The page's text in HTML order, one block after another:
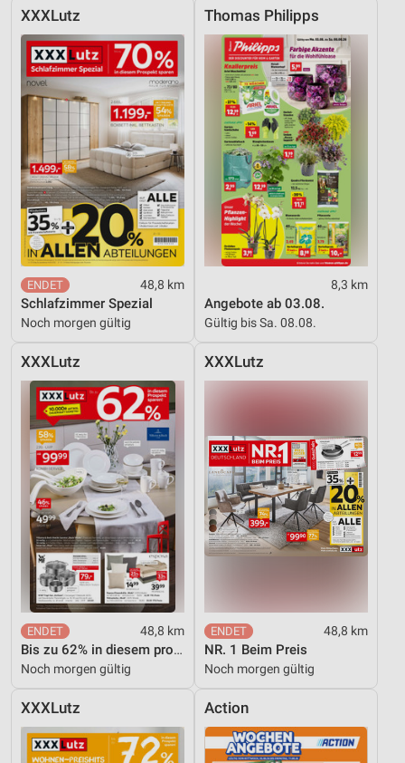
XXXLutz
48,8 km
Schlafzimmer Spezial
Noch morgen gültig
Thomas Philipps
8,3 km
Angebote ab 03.08.
Gültig bis Sa. 08.08.
XXXLutz
48,8 km
Bis zu 62% in diesem prospekt
Noch morgen gültig
XXXLutz
48,8 km
NR. 1 Beim Preis
Noch morgen gültig
XXXLutz Action